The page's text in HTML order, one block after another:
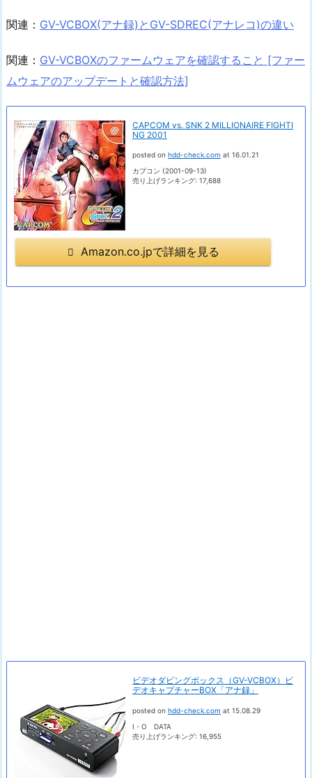
関連： GV-VCBOX(アナ録)とGV-SDREC(アナレコ)の違い
関連： GV-VCBOXのファームウェアを確認すること [ファー
ムウェアのアップデートと確認方法]
CAPCOM vs. SNK 2 MILLIONAIRE FIGHTI
NG 2001
posted on hdd-check.com at 16.01.21
カプコン (2001-09-13)
売り上げランキング: 17,688
Amazon.co.jpで詳細を見る
ビデオダビングボックス（GV-VCBOX）ビ
デオキャプチャーBOX「アナ録」
posted on hdd-check.com at 15.08.29
I・O DATA
売り上げランキング: 16,955